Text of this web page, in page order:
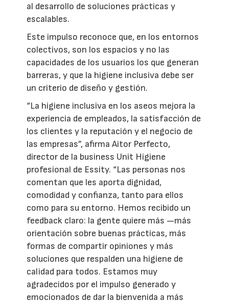
al desarrollo de soluciones prácticas y
escalables.
Este impulso reconoce que, en los entornos
colectivos, son los espacios y no las
capacidades de los usuarios los que generan
barreras, y que la higiene inclusiva debe ser
un criterio de diseño y gestión.
“La higiene inclusiva en los aseos mejora la
experiencia de empleados, la satisfacción de
los clientes y la reputación y el negocio de
las empresas”, afirma Aitor Perfecto,
director de la business Unit Higiene
profesional de Essity. “Las personas nos
comentan que les aporta dignidad,
comodidad y confianza, tanto para ellos
como para su entorno. Hemos recibido un
feedback claro: la gente quiere más —más
orientación sobre buenas prácticas, más
formas de compartir opiniones y más
soluciones que respalden una higiene de
calidad para todos. Estamos muy
agradecidos por el impulso generado y
emocionados de dar la bienvenida a más